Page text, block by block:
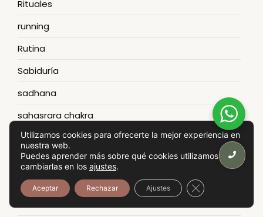
Rituales
running
Rutina
Sabiduría
sadhana
sahasrara chakra
salud
sankalpa
sannyasin
Utilizamos cookies para ofrecerte la mejor experiencia en
nuestra web.
Puedes aprender más sobre qué cookies utilizamos o
cambiarlas en los ajustes.
Aceptar Rechazar Ajustes Cerrar el banner